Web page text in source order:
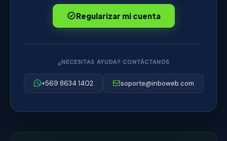
Regularizar mi cuenta
¿NECESITAS AYUDA? CONTÁCTANOS
+569 8634 1402 soporte@inboweb.com